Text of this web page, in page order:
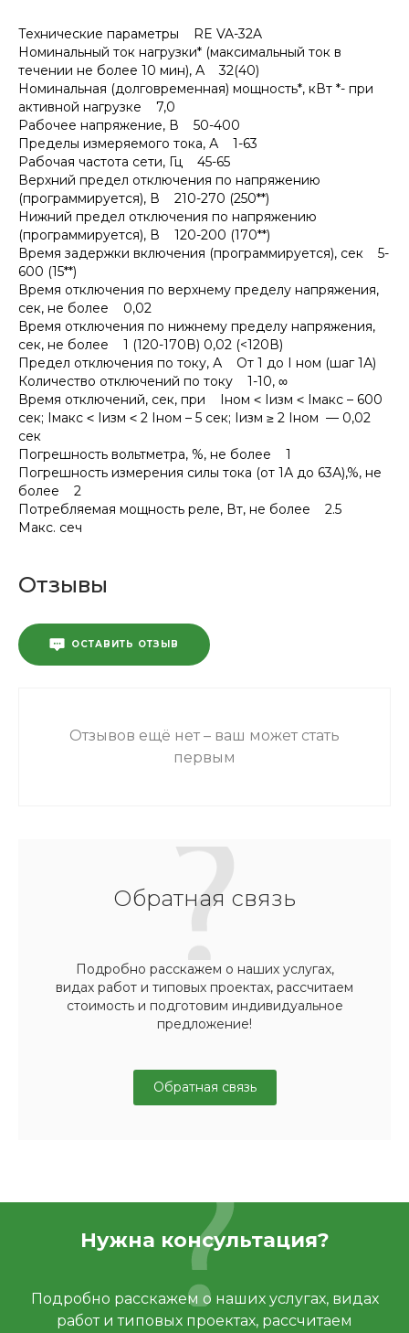
Технические параметры RE VA-32A
Номинальный ток нагрузки* (максимальный ток в
течении не более 10 мин), А 32(40)
Номинальная (долговременная) мощность*, кВт *- при
активной нагрузке 7,0
Рабочее напряжение, В 50-400
Пределы измеряемого тока, А 1-63
Рабочая частота сети, Гц 45-65
Верхний предел отключения по напряжению
(программируется), В 210-270 (250**)
Нижний предел отключения по напряжению
(программируется), В 120-200 (170**)
Время задержки включения (программируется), сек 5-
600 (15**)
Время отключения по верхнему пределу напряжения,
сек, не более 0,02
Время отключения по нижнему пределу напряжения,
сек, не более 1 (120-170В) 0,02 (<120В)
Предел отключения по току, А От 1 до I ном (шаг 1А)
Количество отключений по току 1-10, ∞
Время отключений, сек, при Iном ˂ Iизм ˂ Iмакс – 600
сек; Iмакс ˂ Iизм ˂ 2 Iном – 5 сек; Iизм ≥ 2 Iном — 0,02
сек
Погрешность вольтметра, %, не более 1
Погрешность измерения силы тока (от 1А до 63А),%, не
более 2
Потребляемая мощность реле, Вт, не более 2.5
Макс. сеч
Отзывы
ОСТАВИТЬ ОТЗЫВ
Отзывов ещё нет – ваш может стать
первым
Обратная связь
Подробно расскажем о наших услугах,
видах работ и типовых проектах, рассчитаем
стоимость и подготовим индивидуальное
предложение!
Обратная связь
Нужна консультация?
Подробно расскажем о наших услугах, видах
работ и типовых проектах, рассчитаем